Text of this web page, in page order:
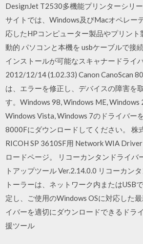
DesignJet T2530多機能プリンターシリ
サイトでは、Windows及びMacオペレー
応したHPコンピューター製品やプリント
動的 パソコンと本機を usbケーブルで接
インストールが可能なスキャナードライバ
2012/12/14 (1.02.33) Canon CanoScan
は、エラーを修正し、デバイスの障害を
す。Windows 98, Windows ME, Windows
Windows Vista, Windows 7のドライバー
8000Fにダウンロードしてください。 株
RICOH SP 3610SF用 Network WIA
ロードページ。 リコーカンタンドライバ
トアップツール Ver.2.14.0.0 リコーカン
トーラーは、ネットワーク内またはUSB
定し、ご使用のWindows OSに対応した
イバーを適切にダウンロードできるドラ
援ツール